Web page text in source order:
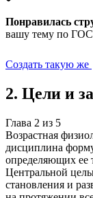
Понравилась
вашу тему по
Создать такую же
2. Цели и
Глава 2 из 5
Возрастная
дисциплина
определяющих ее
Центральной
становления и